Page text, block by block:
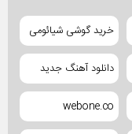
خرید گوشی شیائومی
دانلود آهنگ جدید
webone.co